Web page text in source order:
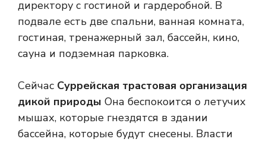
директору с гостиной и гардеробной. В
подвале есть две спальни, ванная комната,
гостиная, тренажерный зал, бассейн, кино,
сауна и подземная парковка.
Сейчас Суррейская трастовая организация
дикой природы Она беспокоится о летучих
мышах, которые гнездятся в здании
бассейна, которые будут снесены. Власти